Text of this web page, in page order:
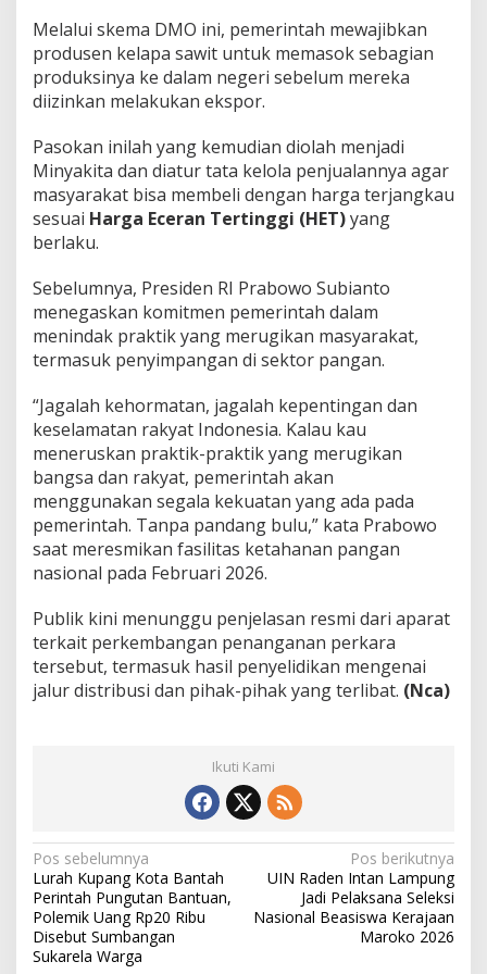
Melalui skema DMO ini, pemerintah mewajibkan
produsen kelapa sawit untuk memasok sebagian
produksinya ke dalam negeri sebelum mereka
diizinkan melakukan ekspor.
Pasokan inilah yang kemudian diolah menjadi
Minyakita dan diatur tata kelola penjualannya agar
masyarakat bisa membeli dengan harga terjangkau
sesuai Harga Eceran Tertinggi (HET)yang
berlaku.
Sebelumnya, Presiden RI Prabowo Subianto
menegaskan komitmen pemerintah dalam
menindak praktik yang merugikan masyarakat,
termasuk penyimpangan di sektor pangan.
“Jagalah kehormatan, jagalah kepentingan dan
keselamatan rakyat Indonesia. Kalau kau
meneruskan praktik-praktik yang merugikan
bangsa dan rakyat, pemerintah akan
menggunakan segala kekuatan yang ada pada
pemerintah. Tanpa pandang bulu,” kata Prabowo
saat meresmikan fasilitas ketahanan pangan
nasional pada Februari 2026.
Publik kini menunggu penjelasan resmi dari aparat
terkait perkembangan penanganan perkara
tersebut, termasuk hasil penyelidikan mengenai
jalur distribusi dan pihak-pihak yang terlibat. (Nca)
Ikuti Kami
N
a
v
i
Pos sebelumnya
Lurah Kupang Kota Bantah
Perintah Pungutan Bantuan,
Polemik Uang Rp20 Ribu
Disebut Sumbangan
Sukarela Warga
Pos berikutnya
UIN Raden Intan Lampung
Jadi Pelaksana Seleksi
Nasional Beasiswa Kerajaan
Maroko 2026